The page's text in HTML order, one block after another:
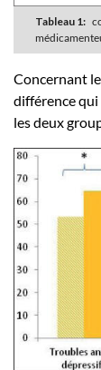
Tableau 1:
Concernant
différence
les deux